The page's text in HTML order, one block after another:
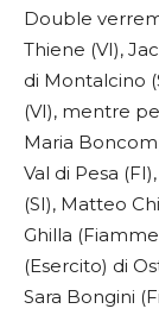
Double
Thiene (VI),
di Montalcino
(VI), mentre
Maria
Val di Pesa
(SI), Matteo
Ghilla
(Esercito) di
Sara Bongini